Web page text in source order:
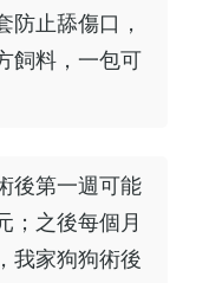
防止舔傷口，
飼料，一包可
後第一週可能
；之後每個月
我家狗狗術後